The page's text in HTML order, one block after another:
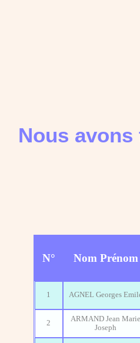
Nous
N° Nom Prénom
1 AGNEL Georges
2
ARMAND Jean Marie
Joseph